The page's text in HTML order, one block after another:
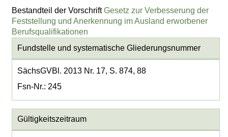
Bestandteil der VorschriftGesetz zur Verbesserung der
Feststellung und Anerkennung im Ausland erworbener
Berufsqualifikationen
Fundstelle und systematische Gliederungsnummer
SächsGVBl. 2013 Nr. 17, S. 874, 88
Fsn-Nr.: 245
Gültigkeitszeitraum